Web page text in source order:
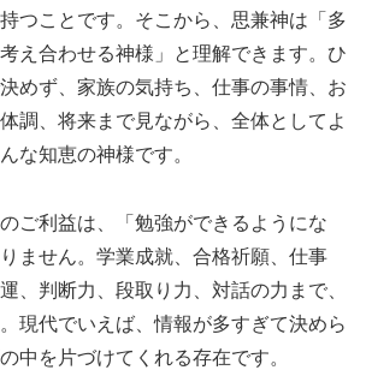
つことです。そこから、思兼神は「多
え合わせる神様」と理解できます。ひ
めず、家族の気持ち、仕事の事情、お
調、将来まで見ながら、全体としてよ
な知恵の神様です。
ご利益は、「勉強ができるようにな
ません。学業成就、合格祈願、仕事
、判断力、段取り力、対話の力まで、
現代でいえば、情報が多すぎて決めら
中を片づけてくれる存在です。